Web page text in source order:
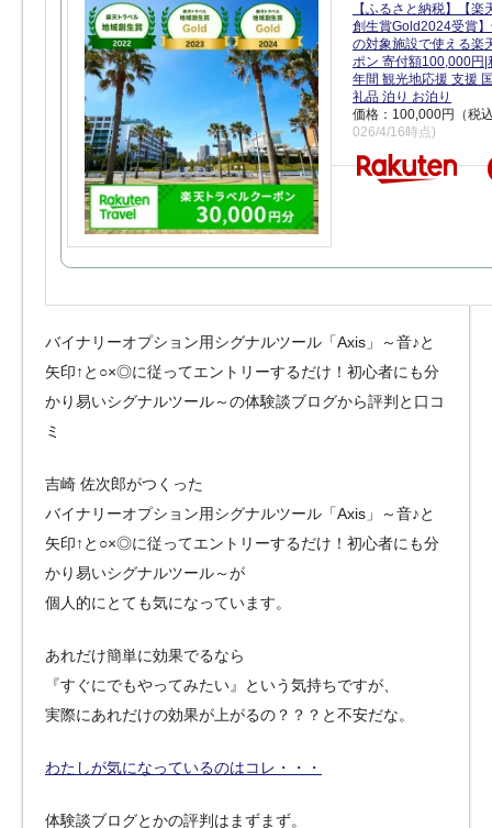
【ふるさと納税】【楽
創生賞Gold2024受賞
の対象施設で使える楽
ポン 寄付額100,000円|
年間 観光地応援 支援
礼品 泊り お泊り
価格：100,000円（税
026/4/16時点)
バイナリーオプション用シグナルツール「Axis」～音♪と
矢印↑と○×◎に従ってエントリーするだけ！初心者にも分
かり易いシグナルツール～の体験談ブログから評判と口コ
ミ
吉崎 佐次郎がつくった
バイナリーオプション用シグナルツール「Axis」～音♪と
矢印↑と○×◎に従ってエントリーするだけ！初心者にも分
かり易いシグナルツール～が
個人的にとても気になっています。
あれだけ簡単に効果でるなら
『すぐにでもやってみたい』という気持ちですが、
実際にあれだけの効果が上がるの？？？と不安だな。
わたしが気になっているのはコレ・・・
体験談ブログとかの評判はまずまず。